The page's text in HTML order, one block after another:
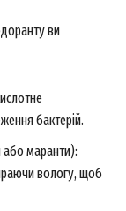
ви
бактерій.
або маранти):
вологу, щоб